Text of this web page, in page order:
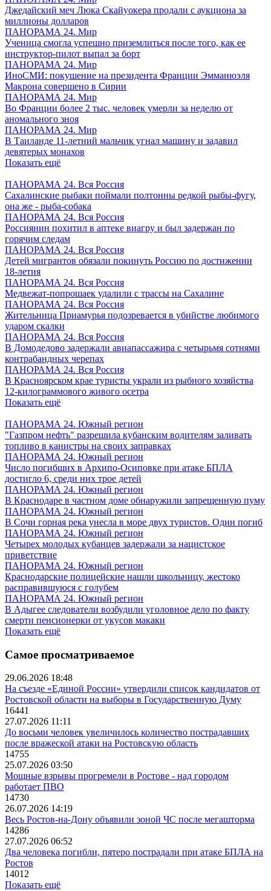
Джедайский меч Люка Скайуокера продали с аукциона за
миллионы долларов
ПАНОРАМА 24. Мир
Ученица смогла успешно приземлиться после того, как ее
инструктор-пилот выпал за борт
ПАНОРАМА 24. Мир
ИноСМИ: покушение на президента Франции Эмманюэля
Макрона совершено в Сирии
ПАНОРАМА 24. Мир
Во Франции более 2 тыс. человек умерли за неделю от
аномального зноя
ПАНОРАМА 24. Мир
В Таиланде 11-летний мальчик угнал машину и задавил
девятерых монахов
Показать ещё
ПАНОРАМА 24. Вся Россия
Сахалинские рыбаки поймали полтонны редкой рыбы-фугу,
она же - рыба-собака
ПАНОРАМА 24. Вся Россия
Россиянин похитил в аптеке виагру и был задержан по
горячим следам
ПАНОРАМА 24. Вся Россия
Детей мигрантов обязали покинуть Россию по достижении
18-летия
ПАНОРАМА 24. Вся Россия
Медвежат-попрошаек удалили с трассы на Сахалине
ПАНОРАМА 24. Вся Россия
Жительница Приамурья подозревается в убийстве любимого
ударом скалки
ПАНОРАМА 24. Вся Россия
В Домодедово задержали авиапассажира с четырьмя сотнями
контрабандных черепах
ПАНОРАМА 24. Вся Россия
В Красноярском крае туристы украли из рыбного хозяйства
12-килограммового живого осетра
Показать ещё
ПАНОРАМА 24. Южный регион
"Газпром нефть" разрешила кубанским водителям заливать
топливо в канистры на своих заправках
ПАНОРАМА 24. Южный регион
Число погибших в Архипо-Осиповке при атаке БПЛА
достигло 6, среди них трое детей
ПАНОРАМА 24. Южный регион
В Краснодаре в частном доме обнаружили запрещенную пуму
ПАНОРАМА 24. Южный регион
В Сочи горная река унесла в море двух туристов. Один погиб
ПАНОРАМА 24. Южный регион
Четырех молодых кубанцев задержали за нацистское
приветствие
ПАНОРАМА 24. Южный регион
Краснодарские полицейские нашли школьницу, жестоко
расправившуюся с голубем
ПАНОРАМА 24. Южный регион
В Адыгее следователи возбудили уголовное дело по факту
смерти пенсионерки от укусов макаки
Показать ещё
Самое просматриваемое
29.06.2026 18:48
На съезде «Единой России» утвердили список кандидатов от
Ростовской области на выборы в Государственную Думу
16441
27.07.2026 11:11
До восьми человек увеличилось количество пострадавших
после вражеской атаки на Ростовскую область
14755
25.07.2026 03:50
Мощные взрывы прогремели в Ростове - над городом
работает ПВО
14730
26.07.2026 14:19
Весь Ростов-на-Дону объявили зоной ЧС после мегашторма
14286
27.07.2026 06:52
Два человека погибли, пятеро пострадали при атаке БПЛА на
Ростов
14012
Показать ещё